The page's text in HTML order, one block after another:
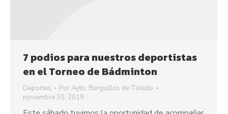
7 podios para nuestros deportistas
en el Torneo de Bádminton
Deportes PorAyto. Burguillos de Toledo
noviembre 30, 2019